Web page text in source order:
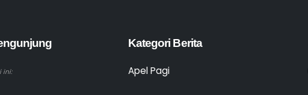
ini:
Kategori Berita
Apel Pagi